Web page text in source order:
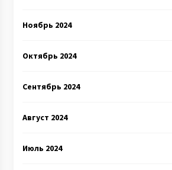
Ноябрь 2024
Октябрь 2024
Сентябрь 2024
Август 2024
Июль 2024